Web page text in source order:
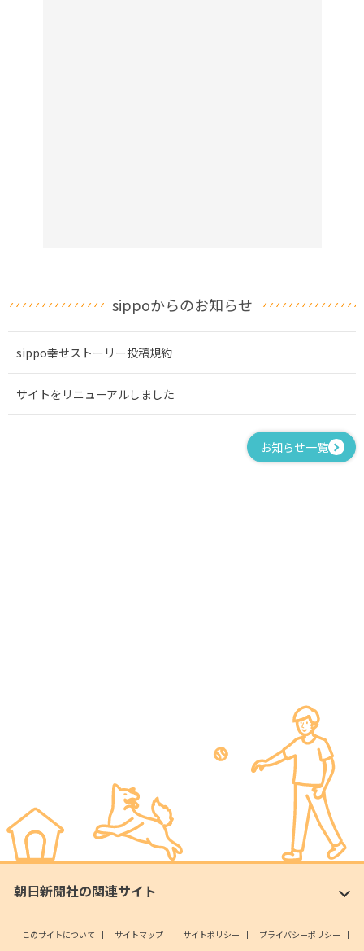
sippoからのお知らせ
sippo幸せストーリー投稿規約
サイトをリニューアルしました
お知らせ一覧
朝日新聞社の関連サイト
このサイトについて サイトマップ サイトポリシー プライバシーポリシー